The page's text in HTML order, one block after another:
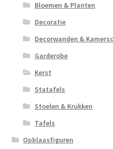
Bloemen & Planten
Decoratie
Decorwanden &
Garderobe
Kerst
Statafels
Stoelen & Krukken
Tafels
Opblaasfiguren